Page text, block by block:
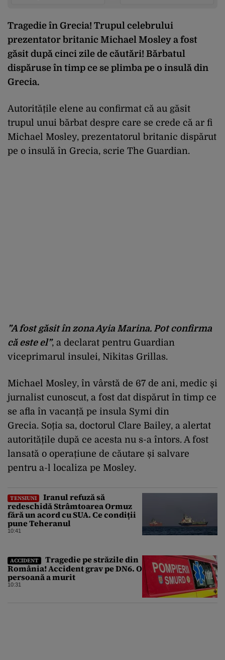
Tragedie în Grecia! Trupul celebrului
prezentator britanic Michael Mosley a fost
găsit după cinci zile de căutări! Bărbatul
dispăruse în timp ce se plimba pe o insulă din
Grecia.
Autoritățile elene au confirmat că au găsit
trupul unui bărbat despre care se crede că ar fi
Michael Mosley, prezentatorul britanic dispărut
pe o insulă în Grecia, scrie The Guardian.
”A fost găsit în zona Ayia Marina. Pot confirma
că este el”, a declarat pentru Guardian
viceprimarul insulei, Nikitas Grillas.
Michael Mosley, în vârstă de 67 de ani, medic şi
jurnalist cunoscut, a fost dat dispărut în timp ce
se afla în vacanță pe insula Symi din
Grecia. Soția sa, doctorul Clare Bailey, a alertat
autoritățile după ce acesta nu s-a întors. A fost
lansată o operațiune de căutare și salvare
pentru a-l localiza pe Mosley.
TENSIUNI
Iranul refuză să
redeschidă Strâmtoarea Ormuz
fără un acord cu SUA. Ce condiții
pune Teheranul
10:41
ACCIDENT
Tragedie pe străzile din
România! Accident grav pe DN6. O
persoană a murit
10:31